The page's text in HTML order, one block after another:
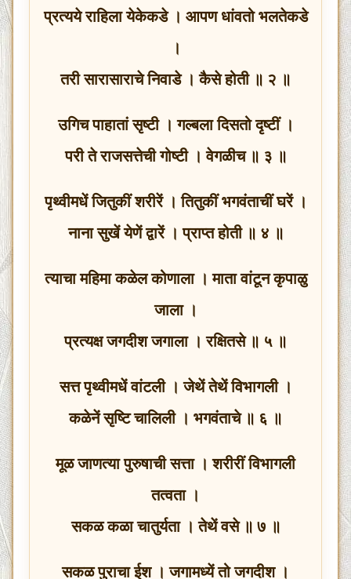
प्रत्यये राहिला येकेकडे । आपण धांवतो भलतेकडे
।
तरी सारासाराचे निवाडे । कैसे होती ॥ २ ॥
उगिच पाहातां सृष्टी । गल्बला दिसतो दृष्टीं ।
परी ते राजसत्तेची गोष्टी । वेगळीच ॥ ३ ॥
पृथ्वीमधें जितुकीं शरीरें । तितुकीं भगवंताचीं घरें ।
नाना सुखें येणें द्वारें । प्राप्त होती ॥ ४ ॥
त्याचा महिमा कळेल कोणाला । माता वांटून कृपाळु
जाला ।
प्रत्यक्ष जगदीश जगाला । रक्षितसे ॥ ५ ॥
सत्त पृथ्वीमधें वांटली । जेथें तेथें विभागली ।
कळेनें सृष्टि चालिली । भगवंताचे ॥ ६ ॥
मूळ जाणत्या पुरुषाची सत्ता । शरीरीं विभागली
तत्वता ।
सकळ कळा चातुर्यता । तेथें वसे ॥ ७ ॥
सकळ पुराचा ईश । जगामध्यें तो जगदीश ।